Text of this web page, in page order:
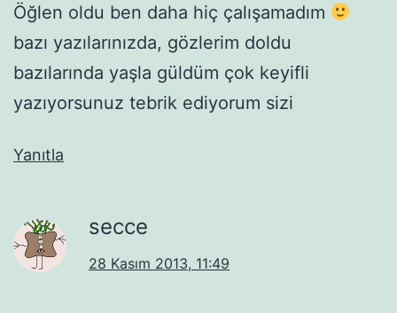
Öğlen oldu ben daha hiç çalışamadım
bazı yazılarınızda, gözlerim doldu
bazılarında yaşla güldüm çok keyifli
yazıyorsunuz tebrik ediyorum sizi
Yanıtla
secce
28 Kasım 2013, 11:49